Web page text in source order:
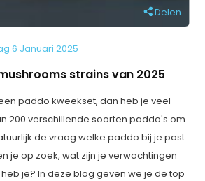
Delen
6 Januari 2025
strains van 2025
paddo kweekset, dan heb je veel
200 verschillende soorten paddo's om
de vraag welke paddo bij je past.
je op zoek, wat zijn je verwachtingen
je? In deze blog geven we je de top